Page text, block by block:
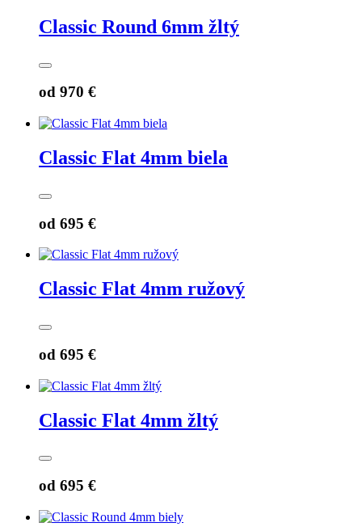
Classic Round 6mm žltý
od 970 €
Classic Flat 4mm biela
od 695 €
Classic Flat 4mm ružový
od 695 €
Classic Flat 4mm žltý
od 695 €